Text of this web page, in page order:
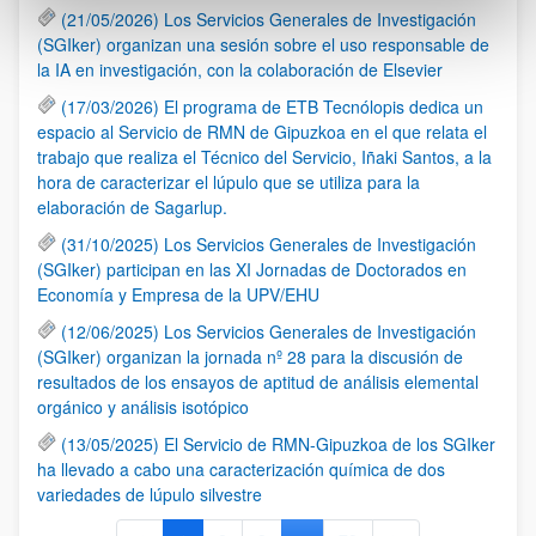
(21/05/2026) Los Servicios Generales de Investigación
(SGIker) organizan una sesión sobre el uso responsable de
la IA en investigación, con la colaboración de Elsevier
(17/03/2026) El programa de ETB Tecnólopis dedica un
espacio al Servicio de RMN de Gipuzkoa en el que relata el
trabajo que realiza el Técnico del Servicio, Iñaki Santos, a la
hora de caracterizar el lúpulo que se utiliza para la
elaboración de Sagarlup.
(31/10/2025) Los Servicios Generales de Investigación
(SGIker) participan en las XI Jornadas de Doctorados en
Economía y Empresa de la UPV/EHU
(12/06/2025) Los Servicios Generales de Investigación
(SGIker) organizan la jornada nº 28 para la discusión de
resultados de los ensayos de aptitud de análisis elemental
orgánico y análisis isotópico
(13/05/2025) El Servicio de RMN-Gipuzkoa de los SGIker
ha llevado a cabo una caracterización química de dos
variedades de lúpulo silvestre